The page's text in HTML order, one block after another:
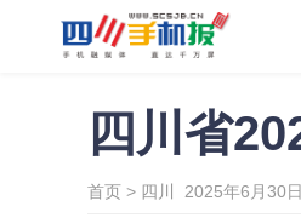
四川省
首页 > 四川 2025年6月30